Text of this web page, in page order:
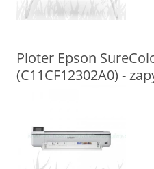
Ploter Epson
(C11CF12302A0) -